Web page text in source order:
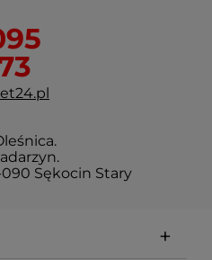
Sękocin Stary